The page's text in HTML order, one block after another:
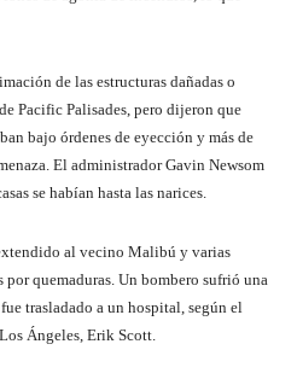
de las estructuras dañadas o
Pacific Palisades, pero dijeron que
bajo órdenes de eyección y más de
El administrador Gavin Newsom
se habían hasta las narices.
al vecino Malibú y varias
por quemaduras. Un bombero sufrió una
trasladado a un hospital, según el
Ángeles, Erik Scott.